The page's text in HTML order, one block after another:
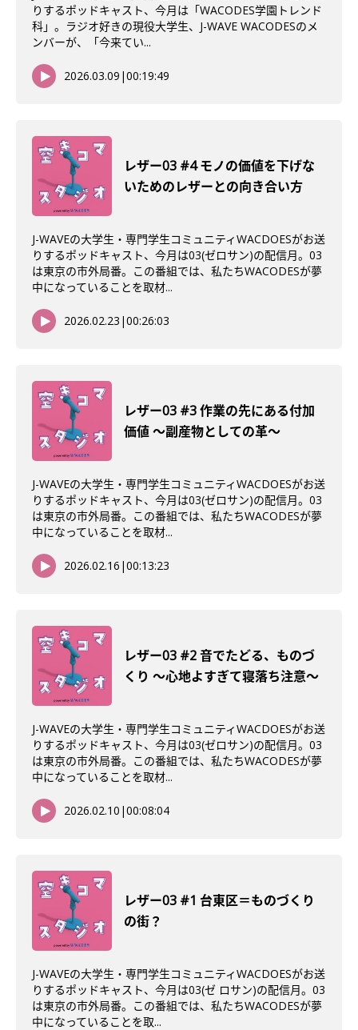
りするポッドキャスト、今月は「WACODES学園トレンド
科」。ラジオ好きの現役大学生、J-WAVE WACODESのメ
ンバーが、「今来てい...
2026.03.09 |00:19:49
レザー03 #4 モノの価値を下げな
いためのレザーとの向き合い方
J-WAVEの大学生・専門学生コミュニティWACDOESがお送
りするポッドキャスト、今月は03(ゼロサン)の配信月。03
は東京の市外局番。この番組では、私たちWACODESが夢
中になっていることを取材...
2026.02.23 |00:26:03
レザー03 #3 作業の先にある付加
価値 〜副産物としての革〜
J-WAVEの大学生・専門学生コミュニティWACDOESがお送
りするポッドキャスト、今月は03(ゼロサン)の配信月。03
は東京の市外局番。この番組では、私たちWACODESが夢
中になっていることを取材...
2026.02.16 |00:13:23
レザー03 #2 音でたどる、ものづ
くり 〜心地よすぎて寝落ち注意〜
J-WAVEの大学生・専門学生コミュニティWACDOESがお送
りするポッドキャスト、今月は03(ゼロサン)の配信月。03
は東京の市外局番。この番組では、私たちWACODESが夢
中になっていることを取材...
2026.02.10 |00:08:04
レザー03 #1 台東区＝ものづくり
の街？
J-WAVEの大学生・専門学生コミュニティWACDOESがお送
りするポッドキャスト、今月は03(ゼ ロサン)の配信月。03
は東京の市外局番。この番組では、私たちWACODESが夢
中になっていることを取...